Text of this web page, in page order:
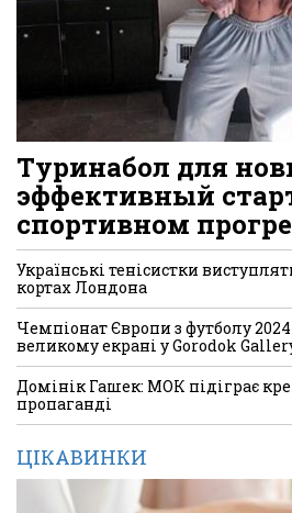
Туринабол для
эффективный
спортивном
Українські тенісистки
кортах Лондона
Чемпіонат Європи з футболу
великому екрані у Gorodok
Домінік Гашек: МОК підіграє
пропаганді
ЦІКАВИНКИ